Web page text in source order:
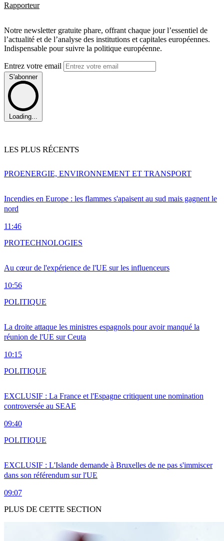
Rapporteur
Notre newsletter gratuite phare, offrant chaque jour l’essentiel de
l’actualité et de l’analyse des institutions et capitales européennes.
Indispensable pour suivre la politique européenne.
Entrez votre email
S'abonner
Loading...
LES PLUS RÉCENTS
Incendies en Europe : les flammes s'apaisent au sud mais gagnent le
nord
11:46
PROENERGIE, ENVIRONNEMENT ET TRANSPORT
Au cœur de l'expérience de l'UE sur les influenceurs
10:56
PROTECHNOLOGIES
La droite attaque les ministres espagnols pour avoir manqué la
réunion de l'UE sur Ceuta
10:15
POLITIQUE
EXCLUSIF : La France et l'Espagne critiquent une nomination
controversée au SEAE
09:40
POLITIQUE
EXCLUSIF : L'Islande demande à Bruxelles de ne pas s'immiscer
dans son référendum sur l'UE
09:07
POLITIQUE
PLUS DE CETTE SECTION